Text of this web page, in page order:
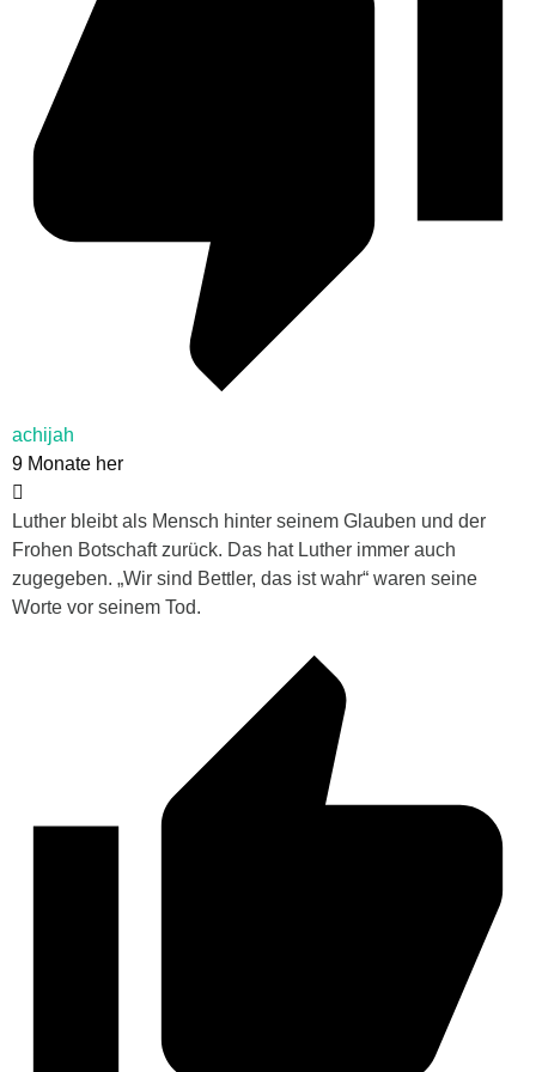
achijah
9 Monate her
Luther bleibt als Mensch hinter seinem Glauben und der
Frohen Botschaft zurück. Das hat Luther immer auch
zugegeben. „Wir sind Bettler, das ist wahr“ waren seine
Worte vor seinem Tod.